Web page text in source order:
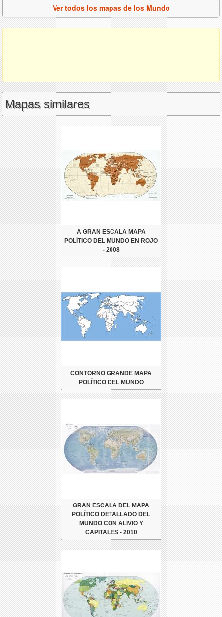
Ver todos los mapas de los Mundo
Mapas similares
A GRAN ESCALA MAPA
POLÍTICO DEL MUNDO EN ROJO
- 2008
CONTORNO GRANDE MAPA
POLÍTICO DEL MUNDO
GRAN ESCALA DEL MAPA
POLÍTICO DETALLADO DEL
MUNDO CON ALIVIO Y
CAPITALES - 2010